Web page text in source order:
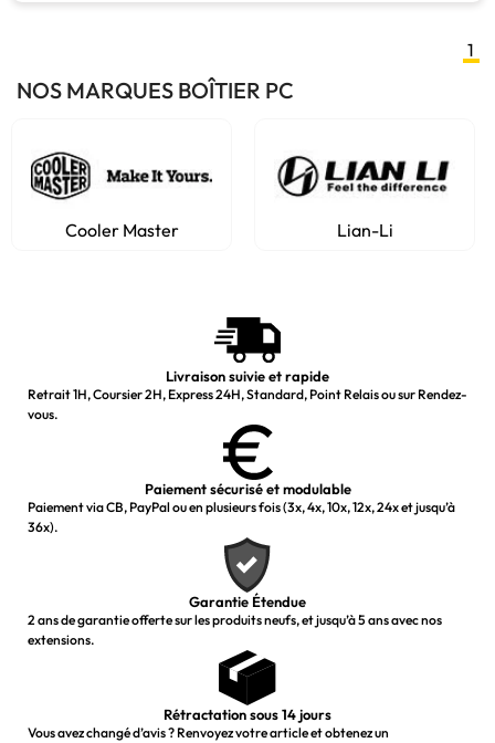
1
NOS MARQUES BOÎTIER PC
Cooler Master Lian-Li
Livraison suivie et rapide
Retrait 1H, Coursier 2H, Express 24H, Standard, Point Relais ou sur Rendez-
vous.
Paiement sécurisé et modulable
Paiement via CB, PayPal ou en plusieurs fois (3x, 4x, 10x, 12x, 24x et jusqu’à
36x).
Garantie Étendue
2 ans de garantie offerte sur les produits neufs, et jusqu’à 5 ans avec nos
extensions.
Rétractation sous 14 jours
Vous avez changé d’avis ? Renvoyez votre article et obtenez un